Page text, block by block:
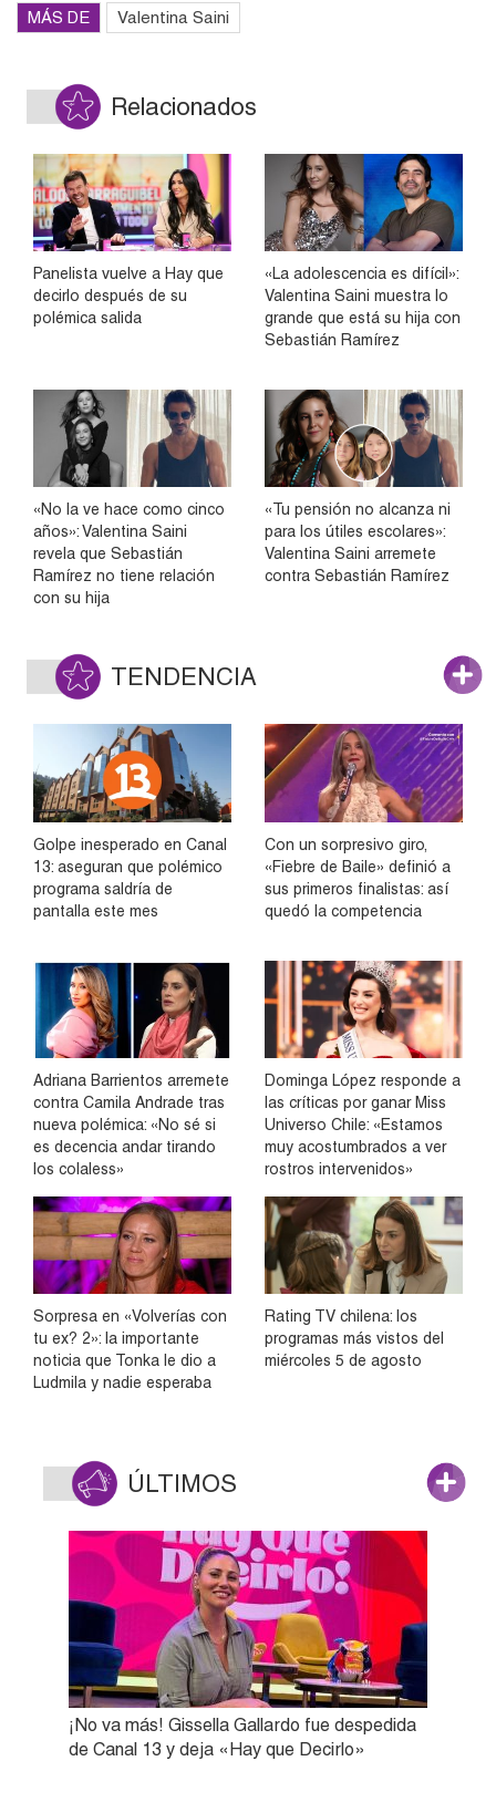
MÁS DE Valentina Saini
Relacionados
Panelista vuelve a Hay que
decirlo después de su
polémica salida
«La adolescencia es difícil»:
Valentina Saini muestra lo
grande que está su hija con
Sebastián Ramírez
«No la ve hace como cinco
años»: Valentina Saini
revela que Sebastián
Ramírez no tiene relación
con su hija
«Tu pensión no alcanza ni
para los útiles escolares»:
Valentina Saini arremete
contra Sebastián Ramírez
TENDENCIA
Golpe inesperado en Canal
13: aseguran que polémico
programa saldría de
pantalla este mes
Con un sorpresivo giro,
«Fiebre de Baile» definió a
sus primeros finalistas: así
quedó la competencia
Adriana Barrientos arremete
contra Camila Andrade tras
nueva polémica: «No sé si
es decencia andar tirando
los colaless»
Dominga López responde a
las críticas por ganar Miss
Universo Chile: «Estamos
muy acostumbrados a ver
rostros intervenidos»
Sorpresa en «Volverías con
tu ex? 2»: la importante
noticia que Tonka le dio a
Ludmila y nadie esperaba
Rating TV chilena: los
programas más vistos del
miércoles 5 de agosto
ÚLTIMOS
¡No va más! Gissella Gallardo fue despedida
de Canal 13 y deja «Hay que Decirlo»